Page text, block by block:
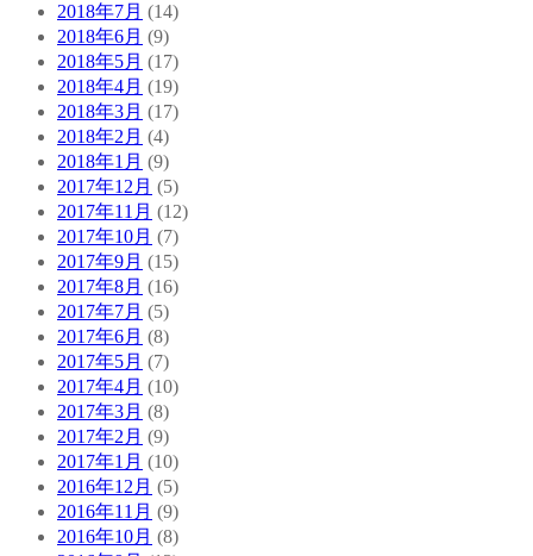
2018年7月 (14)
2018年6月 (9)
2018年5月 (17)
2018年4月 (19)
2018年3月 (17)
2018年2月 (4)
2018年1月 (9)
2017年12月 (5)
2017年11月 (12)
2017年10月 (7)
2017年9月 (15)
2017年8月 (16)
2017年7月 (5)
2017年6月 (8)
2017年5月 (7)
2017年4月 (10)
2017年3月 (8)
2017年2月 (9)
2017年1月 (10)
2016年12月 (5)
2016年11月 (9)
2016年10月 (8)